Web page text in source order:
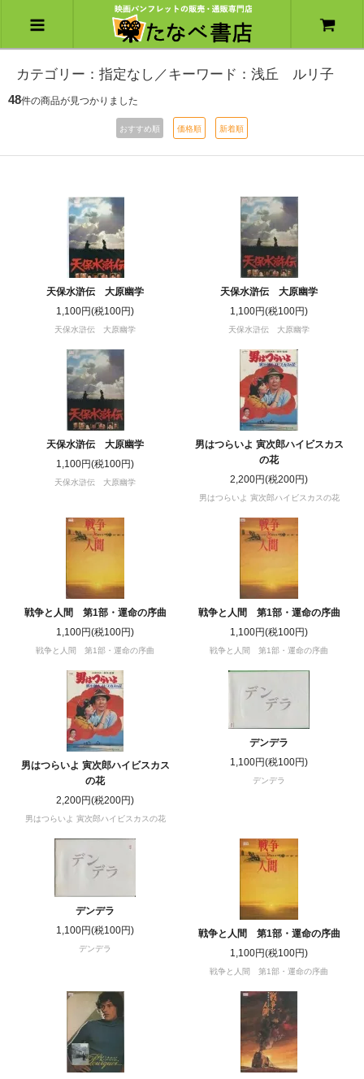
カテゴリー：指定なし／キーワード：浅丘 ルリ子
48件の商品が見つかりました
おすすめ順 価格順 新着順
天保水滸伝 大原幽学
1,100円(税100円)
天保水滸伝 大原幽学
天保水滸伝 大原幽学
1,100円(税100円)
天保水滸伝 大原幽学
天保水滸伝 大原幽学
1,100円(税100円)
天保水滸伝 大原幽学
男はつらいよ 寅次郎ハイビスカス
の花
2,200円(税200円)
男はつらいよ 寅次郎ハイビスカスの花
戦争と人間 第1部・運命の序曲
1,100円(税100円)
戦争と人間 第1部・運命の序曲
戦争と人間 第1部・運命の序曲
1,100円(税100円)
戦争と人間 第1部・運命の序曲
男はつらいよ 寅次郎ハイビスカス
の花
2,200円(税200円)
男はつらいよ 寅次郎ハイビスカスの花
デンデラ
1,100円(税100円)
デンデラ
デンデラ
1,100円(税100円)
デンデラ
戦争と人間 第1部・運命の序曲
1,100円(税100円)
戦争と人間 第1部・運命の序曲